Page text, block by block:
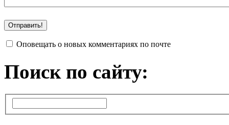
Оповещать о новых комментариях по почте
Поиск по сайту: